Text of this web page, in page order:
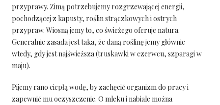
przyprawy. Zimą potrzebujemy rozgrzewającej energii,
pochodzącej z kapusty, roślin strączkowych i ostrych
przypraw. Wiosną jemy to, co świeżego oferuje natura.
Generalnie zasada jest taka, że daną roślinę jemy głównie
wtedy, gdy jest najświeższa (truskawki w czerwcu, szparagi w
maju).
Pijemy rano ciepłą wodę, by zachęcić organizm do pracy i
zapewnić mu oczyszczenie. O mleku i nabiale można